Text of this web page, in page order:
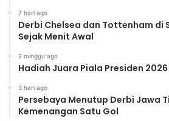
7 hari ago
Derbi Chelsea dan Tottenham di
Sejak Menit Awal
2 minggu ago
Hadiah Juara Piala Presiden
3 hari ago
Persebaya Menutup Derbi Jawa
Kemenangan Satu Gol